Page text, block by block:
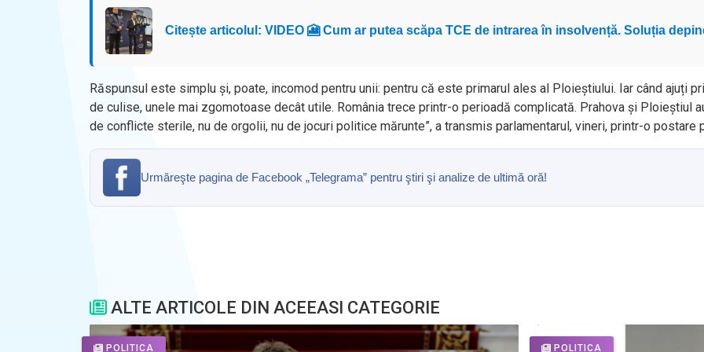
Citește articolul: VIDEO 🎦 Cum ar putea scăpa TCE de intrarea în insolvență. Soluția
Răspunsul este simplu și, poate, incomod pentru unii: pentru că este primarul ales al Ploieștiului. Iar când ajuți
de culise, unele mai zgomotoase decât utile. România trece printr-o perioadă complicată. Prahova și Ploieștiul
de conflicte sterile, nu de orgolii, nu de jocuri politice mărunte”, a transmis parlamentarul, vineri, printr-o postare
Urmăreşte pagina de Facebook „Telegrama” pentru ştiri şi analize de ultimă oră!
ALTE ARTICOLE DIN ACEEASI CATEGORIE
POLITICA POLITICA